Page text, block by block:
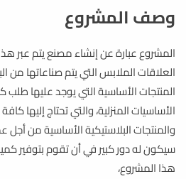
وصف المشروع
المشروع عبارة عن إنشاء مصنع يتم عبر
العلاقات الملابس التي يتم صناعاتها من
المنتجات الأساسية التي يوجد عليها طلب
الأساسيات المنزلية، والتي تحتاج إليها
والمنتجات البلاستيكية الأساسية من
سيكون له دور كبير في أن تقوم بتوفير
هذا المشروع،